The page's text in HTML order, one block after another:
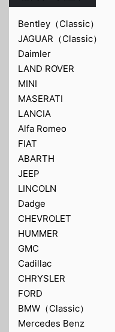
Bentley（Classic）
JAGUAR（Classic）
Daimler
LAND ROVER
MINI
MASERATI
LANCIA
Alfa Romeo
FIAT
ABARTH
JEEP
LINCOLN
Dadge
CHEVROLET
HUMMER
GMC
Cadillac
CHRYSLER
FORD
BMW（Classic）
Mercedes Benz